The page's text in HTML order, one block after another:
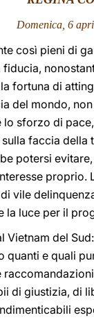
Domenica, 6
così pieni di
fortuna di
del mondo,
sforzo di
faccia
potersi
vile
luce per il
Vietnam del
quanti e quali
di giustizia, di